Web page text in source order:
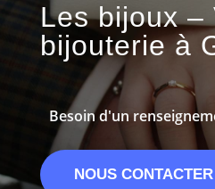
Les bijoux –
bijouterie à
Besoin d'un
NOUS CONTACTER